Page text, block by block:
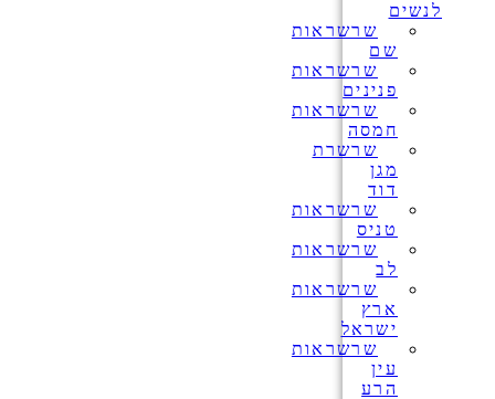
לנשים
שרשראות
שם
שרשראות
פנינים
שרשראות
חמסה
שרשרת
מגן
דוד
שרשראות
טניס
שרשראות
לב
שרשראות
ארץ
ישראל
שרשראות
עין
הרע